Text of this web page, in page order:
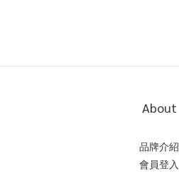
About
品牌介紹
會員登入